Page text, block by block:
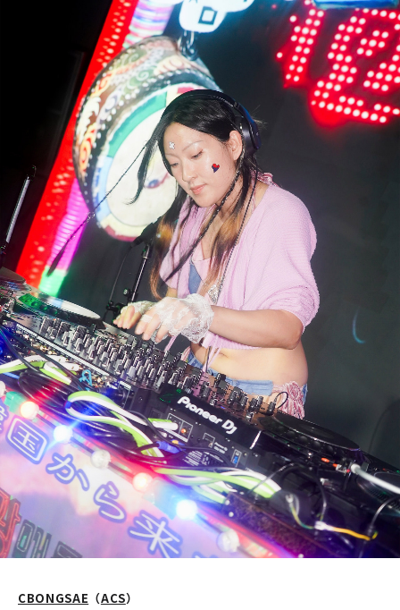
CBONGSAE （ACS）